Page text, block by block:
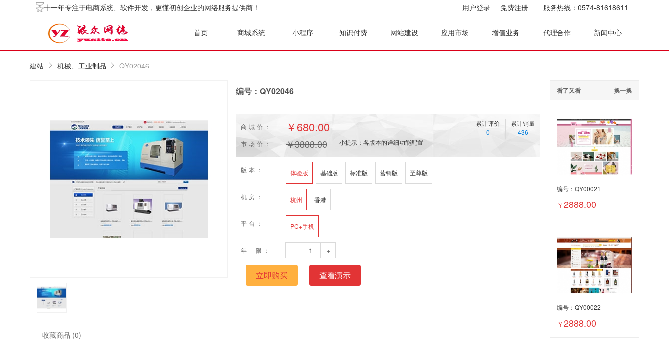
十一年专注于电商系统、软件开发，更懂初创企业的网络服务提供商！ 服务热线：0574-81618611
免费注册
用户登录
首页 商城系统 小程序 知识付费 网站建设 应用市场 增值业务 代理合作 新闻中心
建站 机械、工业制品 QY02046
收藏商品 (0)
编号：QY02046
商城价： ￥680.00
市场价： ￥3888.00 小提示：各版本的详细功能配置
累计评价
0
累计销量
436
版本： 体验版 基础版 标准版 营销版 至尊版
机房： 杭州 香港
平台： PC+手机
年 限： - +
立即购买 查看演示
看了又看 换一换
编号：QY00021
￥2888.00
编号：QY00022
￥2888.00